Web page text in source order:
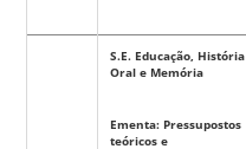
S.E. Educação, História
Oral e Memória
Ementa: Pressupostos
teóricos e